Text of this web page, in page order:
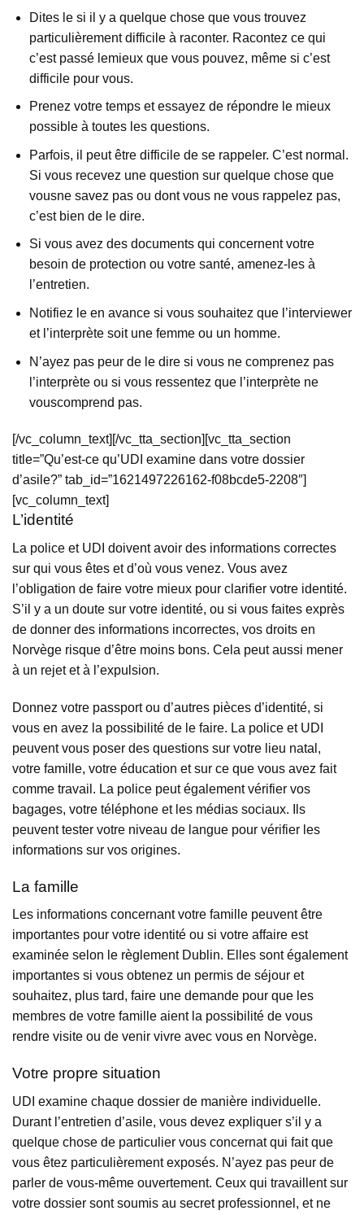
Dites le si il y a quelque chose que vous trouvez
particulièrement difficile à raconter. Racontez ce qui
c’est passé lemieux que vous pouvez, même si c’est
difficile pour vous.
Prenez votre temps et essayez de répondre le mieux
possible à toutes les questions.
Parfois, il peut être difficile de se rappeler. C’est normal.
Si vous recevez une question sur quelque chose que
vousne savez pas ou dont vous ne vous rappelez pas,
c’est bien de le dire.
Si vous avez des documents qui concernent votre
besoin de protection ou votre santé, amenez-les à
l’entretien.
Notifiez le en avance si vous souhaitez que l’interviewer
et l’interprète soit une femme ou un homme.
N’ayez pas peur de le dire si vous ne comprenez pas
l’interprète ou si vous ressentez que l’interprète ne
vouscomprend pas.
[/vc_column_text][/vc_tta_section][vc_tta_section
title=”Qu’est-ce qu’UDI examine dans votre dossier
d’asile?” tab_id=”1621497226162-f08bcde5-2208″]
[vc_column_text]
L’identité
La police et UDI doivent avoir des informations correctes
sur qui vous êtes et d’où vous venez. Vous avez
l’obligation de faire votre mieux pour clarifier votre identité.
S’il y a un doute sur votre identité, ou si vous faites exprès
de donner des informations incorrectes, vos droits en
Norvège risque d’être moins bons. Cela peut aussi mener
à un rejet et à l’expulsion.
Donnez votre passport ou d’autres pièces d’identité, si
vous en avez la possibilité de le faire. La police et UDI
peuvent vous poser des questions sur votre lieu natal,
votre famille, votre éducation et sur ce que vous avez fait
comme travail. La police peut également vérifier vos
bagages, votre téléphone et les médias sociaux. Ils
peuvent tester votre niveau de langue pour vérifier les
informations sur vos origines.
La famille
Les informations concernant votre famille peuvent être
importantes pour votre identité ou si votre affaire est
examinée selon le règlement Dublin. Elles sont également
importantes si vous obtenez un permis de séjour et
souhaitez, plus tard, faire une demande pour que les
membres de votre famille aient la possibilité de vous
rendre visite ou de venir vivre avec vous en Norvège.
Votre propre situation
UDI examine chaque dossier de manière individuelle.
Durant l’entretien d’asile, vous devez expliquer s’il y a
quelque chose de particulier vous concernat qui fait que
vous êtez particulièrement exposés. N’ayez pas peur de
parler de vous-même ouvertement. Ceux qui travaillent sur
votre dossier sont soumis au secret professionnel, et ne